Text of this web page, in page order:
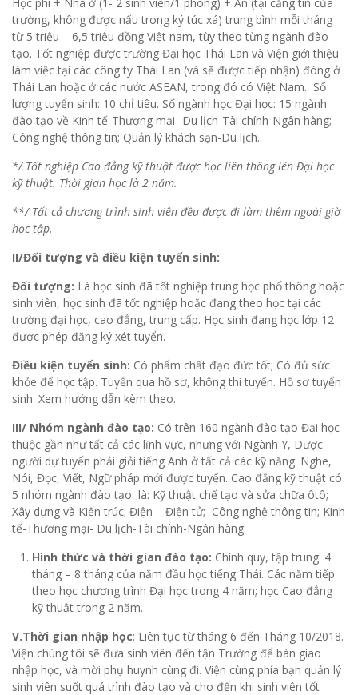
trường, không được nấu trong ký túc xá) trung bình mỗi tháng
từ 5 triệu – 6,5 triệu đồng Việt nam, tùy theo từng ngành đào
tạo. Tốt nghiệp được trường Đại học Thái Lan và Viện giới thiệu
làm việc tại các công ty Thái Lan (và sẽ được tiếp nhận) đóng ở
Thái Lan hoặc ở các nước ASEAN, trong đó có Việt Nam. Số
lượng tuyển sinh: 10 chỉ tiêu. Số ngành học Đại học: 15 ngành
đào tạo về Kinh tế-Thương mại- Du lịch-Tài chính-Ngân hàng;
Công nghệ thông tin; Quản lý khách sạn-Du lịch.
*/ Tốt nghiệp Cao đẳng kỹ thuật được học liên thông lên Đại học
kỹ thuật. Thời gian học là 2 năm.
**/ Tất cả chương trình sinh viên đều được đi làm thêm ngoài giờ
học tập.
II/Đối tượng và điều kiện tuyển sinh:
Đối tượng: Là học sinh đã tốt nghiệp trung học phổ thông hoặc
sinh viên, học sinh đã tốt nghiệp hoặc đang theo học tại các
trường đại học, cao đẳng, trung cấp. Học sinh đang học lớp 12
được phép đăng ký xét tuyển.
Điều kiện tuyển sinh: Có phẩm chất đạo đức tốt; Có đủ sức
khỏe để học tập. Tuyển qua hồ sơ, không thi tuyển. Hồ sơ tuyển
sinh: Xem hướng dẫn kèm theo.
III/ Nhóm ngành đào tạo: Có trên 160 ngành đào tạo Đại học
thuộc gần như tất cả các lĩnh vực, nhưng với Ngành Y, Dược
người dự tuyển phải giỏi tiếng Anh ở tất cả các kỹ năng: Nghe,
Nói, Đọc, Viết, Ngữ pháp mới được tuyển. Cao đẳng kỹ thuật có
5 nhóm ngành đào tạo là: Kỹ thuật chế tạo và sửa chữa ôtô;
Xây dựng và Kiến trúc; Điện – Điện tử; Công nghệ thông tin; Kinh
tế-Thương mại- Du lịch-Tài chính-Ngân hàng.
Hình thức và thời gian đào tạo: Chính quy, tập trung. 4
tháng – 8 tháng của năm đầu học tiếng Thái. Các năm tiếp
theo học chương trình Đại học trong 4 năm; học Cao đẳng
kỹ thuật trong 2 năm.
V.Thời gian nhập học: Liên tục từ tháng 6 đến Tháng 10/2018.
Viện chúng tôi sẽ đưa sinh viên đến tận Trường để bàn giao
nhập học, và mời phụ huynh cùng đi. Viện cùng phía bạn quản lý
sinh viên suốt quá trình đào tạo và cho đến khi sinh viên tốt